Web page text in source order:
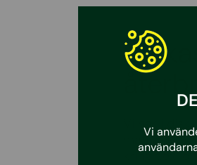
Vi
Vi har i
man
kring t.ex.